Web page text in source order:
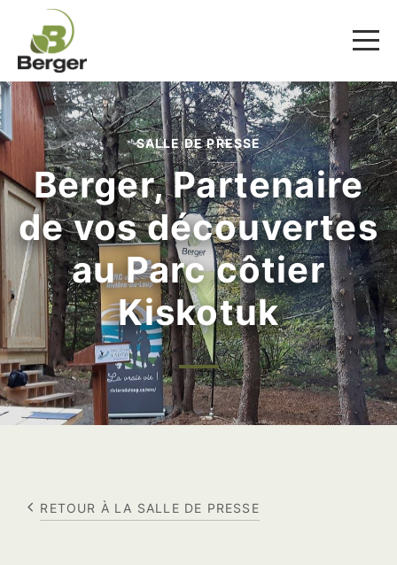
SALLE DE PRESSE
Berger, Partenaire
de vos découvertes
au Parc côtier
Kiskotuk
RETOUR À LA SALLE DE PRESSE